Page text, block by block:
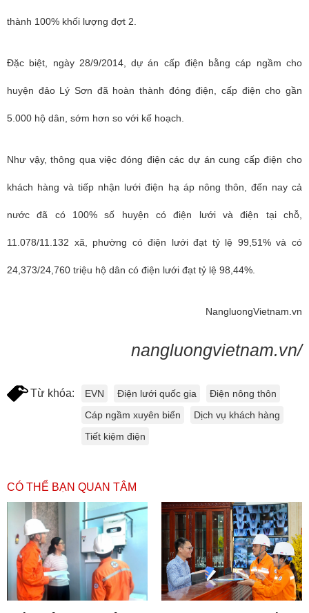
thành 100% khối lượng đợt 2.
Đặc biệt, ngày 28/9/2014, dự án cấp điện bằng cáp ngầm cho
huyện đảo Lý Sơn đã hoàn thành đóng điện, cấp điện cho gần
5.000 hộ dân, sớm hơn so với kế hoạch.
Như vậy, thông qua việc đóng điện các dự án cung cấp điện cho
khách hàng và tiếp nhận lưới điện hạ áp nông thôn, đến nay cả
nước đã có 100% số huyện có điện lưới và điện tại chỗ,
11.078/11.132 xã, phường có điện lưới đạt tỷ lệ 99,51% và có
24,373/24,760 triệu hộ dân có điện lưới đạt tỷ lệ 98,44%.
NangluongVietnam.vn
nangluongvietnam.vn/
Từ khóa: EVN Điện lưới quốc gia
Điện nông thôn
Cáp ngầm xuyên biển
Dịch vụ khách hàng
Tiết kiệm điện
CÓ THỂ BẠN QUAN TÂM